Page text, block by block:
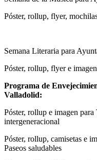
Póster, rollup, flyer,
Semana Literaria para
Póster, rollup, flyer e imagen
Programa de
Valladolid:
Póster, rollup e imagen
intergeneracional
Póster, rollup, camisetas e
Paseos saludables